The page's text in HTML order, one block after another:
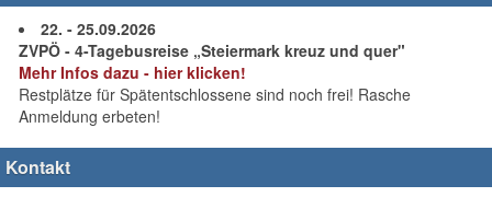
22. - 25.09.2026
ZVPÖ - 4-Tagebusreise „Steiermark kreuz und quer"
Mehr Infos dazu - hier klicken!
Restplätze für Spätentschlossene sind noch frei! Rasche
Anmeldung erbeten!
Kontakt